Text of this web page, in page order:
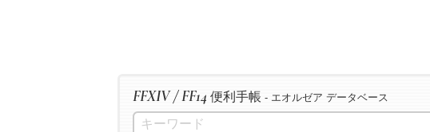
FFXIV / FF14 便利手帳 - エオルゼア データベース